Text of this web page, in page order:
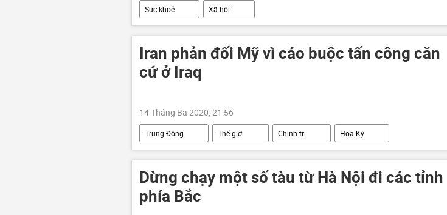
Sức khoẻ Xã hội
Iran phản đối Mỹ vì cáo buộc tấn công căn
cứ ở Iraq
14 Tháng Ba 2020, 21:56
Trung Đông Thế giới Chính trị Hoa Kỳ
Dừng chạy một số tàu từ Hà Nội đi các tỉnh
phía Bắc